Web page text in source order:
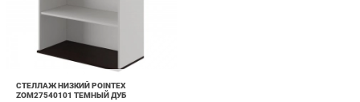
СТЕЛЛАЖ НИЗКИЙ POINTEX